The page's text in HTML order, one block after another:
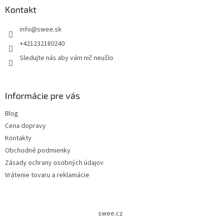
Kontakt
info@swee.sk
+421232180240
Sledujte nás aby vám nič neušlo
Informácie pre vás
Blog
Cena dopravy
Kontakty
Obchodné podmienky
Zásady ochrany osobných údajov
Vrátenie tovaru a reklamácie
swee.cz